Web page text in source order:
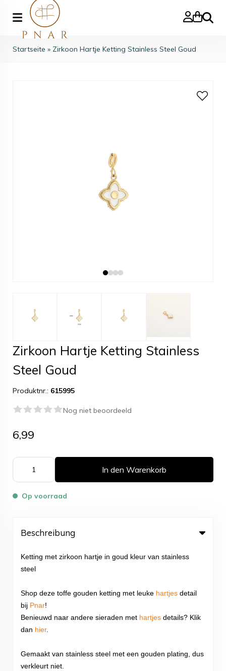
Suche
Startseite » Zirkoon Hartje Ketting Stainless Steel Goud
Zirkoon Hartje Ketting Stainless
Steel Goud
Produktnr.: 615995
Nog niet beoordeeld
6,99
In den Warenkorb
Op voorraad
Beschreibung
Ketting met zirkoon hartje in goud kleur van stainless
steel
Shop deze toffe gouden ketting met leuke hartjes detail
bij Pnar!
Benieuwd naar andere sieraden met hartjes details? Klik
dan hier.
Gemaakt van stainless steel met een gouden plating, dus
verkleurt niet.